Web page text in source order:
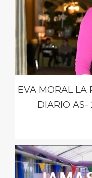
EVA MORAL LA
DIARIO AS-